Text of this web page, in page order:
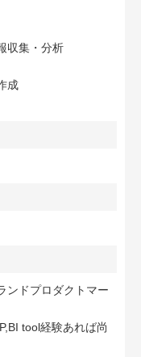
収集・分析
成
ンドプロダクトマー
tool経験あれば尚